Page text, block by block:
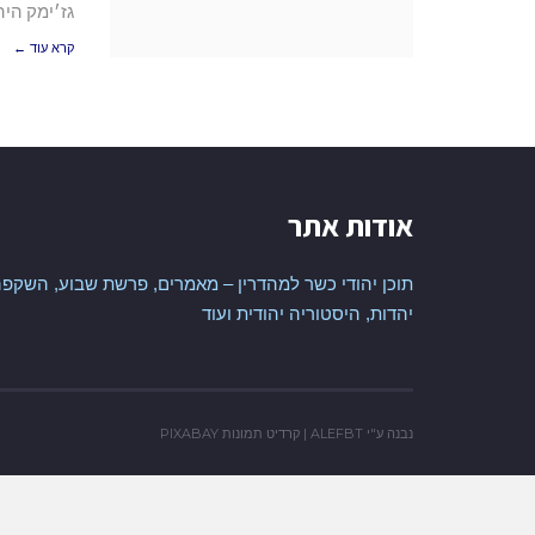
גז׳ימק
קרא עוד ←
אודות אתר
תוכן יהודי כשר למהדרין – מאמרים, פרשת שבוע,
יהדות, היסטוריה יהודית ועוד
נבנה ע"י ALEFBT | קרדיט תמונות PIXABAY